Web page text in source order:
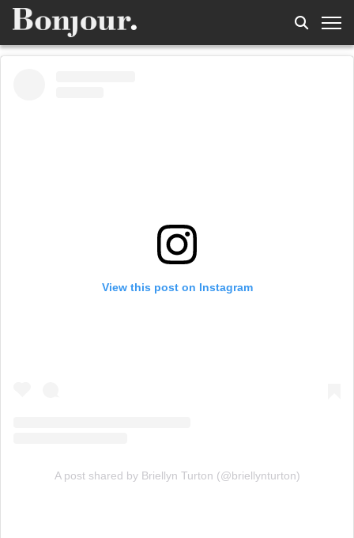
View this post on Instagram
A post shared by Briellyn Turton (@briellynturton)